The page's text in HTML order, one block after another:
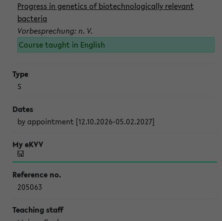
Progress in genetics of biotechnologically relevant
bacteria
Vorbesprechung: n. V.
Course taught in English
S
by appointment [12.10.2026-05.02.2027]
205063